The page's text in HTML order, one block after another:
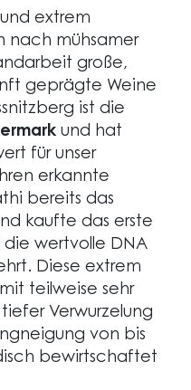
extrem
nach mühsamer
große,
geprägte Weine
ist die
und hat
für unser
erkannte
bereits das
kaufte das erste
die wertvolle DNA
Diese extrem
teilweise sehr
Verwurzelung
von bis
bewirtschaftet